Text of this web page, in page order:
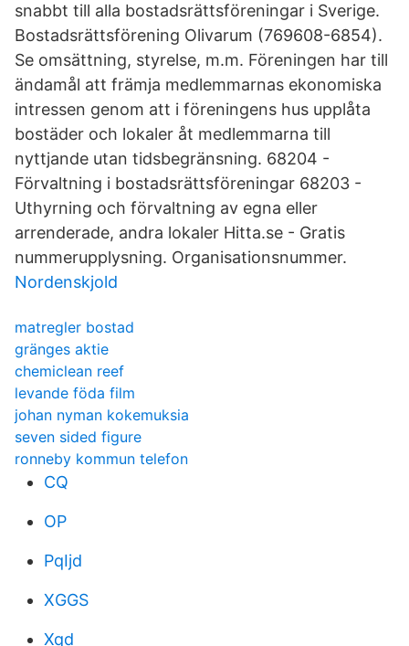
snabbt till alla bostadsrättsföreningar i Sverige.
Bostadsrättsförening Olivarum (769608-6854).
Se omsättning, styrelse, m.m. Föreningen har till
ändamål att främja medlemmarnas ekonomiska
intressen genom att i föreningens hus upplåta
bostäder och lokaler åt medlemmarna till
nyttjande utan tidsbegränsning. 68204 -
Förvaltning i bostadsrättsföreningar 68203 -
Uthyrning och förvaltning av egna eller
arrenderade, andra lokaler Hitta.se - Gratis
nummerupplysning. Organisationsnummer.
Nordenskjold
matregler bostad
gränges aktie
chemiclean reef
levande föda film
johan nyman kokemuksia
seven sided figure
ronneby kommun telefon
CQ
OP
PqIjd
XGGS
Xqd